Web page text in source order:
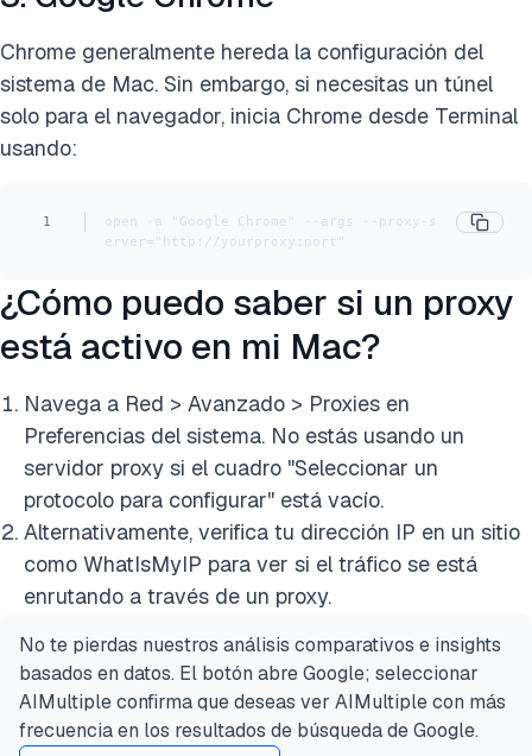
Chrome generalmente hereda la configuración del
sistema de Mac. Sin embargo, si necesitas un túnel
solo para el navegador, inicia Chrome desde Terminal
usando:
1
open -a "Google Chrome" --args --proxy-s
erver="http://yourproxy:port"
¿Cómo puedo saber si un proxy
está activo en mi Mac?
Navega a Red > Avanzado > Proxies en
Preferencias del sistema. No estás usando un
servidor proxy si el cuadro "Seleccionar un
protocolo para configurar" está vacío.
Alternativamente, verifica tu dirección IP en un sitio
como WhatIsMyIP para ver si el tráfico se está
enrutando a través de un proxy.
No te pierdas nuestros análisis comparativos e insights
basados en datos. El botón abre Google; seleccionar
AIMultiple confirma que deseas ver AIMultiple con más
frecuencia en los resultados de búsqueda de Google.